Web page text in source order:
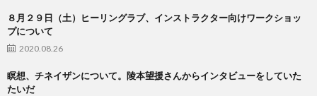
８月２９日（土）ヒーリングラブ、インストラクター向けワークショッ
プについて
2020.08.26
瞑想、チネイザンについて。陵本望援さんからインタビューをしていた
たいだ